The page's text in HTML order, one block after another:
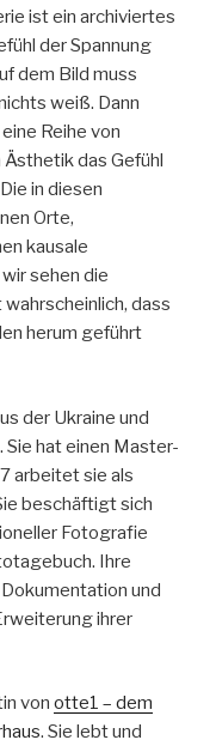
ist ein archiviertes
der Spannung
dem Bild muss
weiß. Dann
Reihe von
das Gefühl
in diesen
Orte,
kausale
sehen die
dass
herum geführt
der Ukraine und
Sie hat einen Master-
arbeitet sie als
beschäftigt sich
Fotografie
Ihre
und
ihrer
von otte1 – dem
. Sie lebt und